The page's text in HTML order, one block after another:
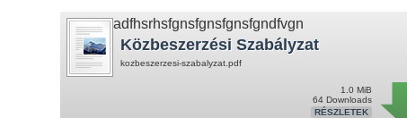
adfhsrhsfgnsfgnsfgnsfgndfvgn
Közbeszerzési Szabályzat
kozbeszerzesi-szabalyzat.pdf
1.0 MiB
64 Downloads
RÉSZLETEK